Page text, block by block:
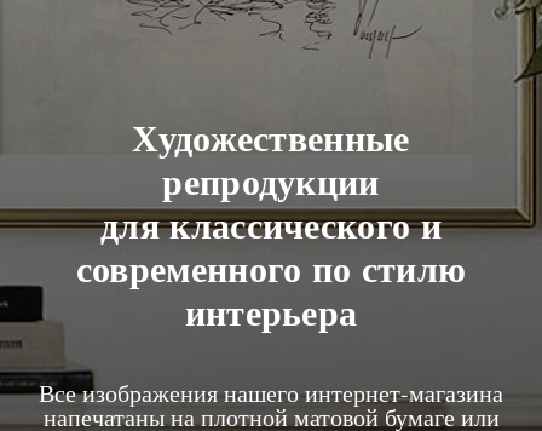
Художественные
репродукции
для классического и
современного по стилю
интерьера
Все изображения нашего интернет-магазина
напечатаны на плотной матовой бумаге или